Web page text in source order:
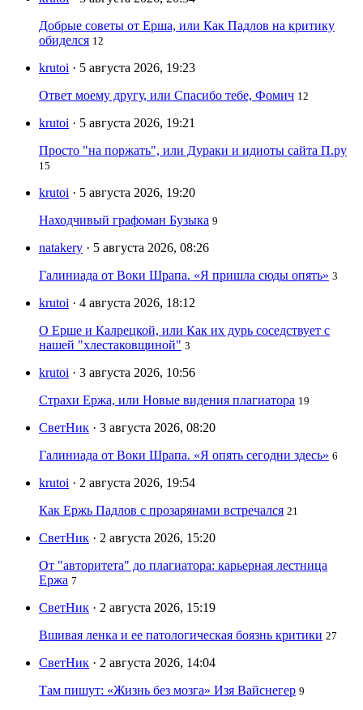
Добрые советы от Ерша, или Как Падлов на критику
обиделся 12
krutoi · 5 августа 2026, 19:23
Ответ моему другу, или Спасибо тебе, Фомич 12
krutoi · 5 августа 2026, 19:21
Просто "на поржать", или Дураки и идиоты сайта П.ру
15
krutoi · 5 августа 2026, 19:20
Находчивый графоман Бузыка 9
natakery · 5 августа 2026, 08:26
Галиниада от Воки Шрапа. «Я пришла сюды опять» 3
krutoi · 4 августа 2026, 18:12
О Ерше и Калрецкой, или Как их дурь соседствует с
нашей "хлестаковщиной" 3
krutoi · 3 августа 2026, 10:56
Страхи Ержа, или Новые видения плагиатора 19
СветНик · 3 августа 2026, 08:20
Галиниада от Воки Шрапа. «Я опять сегодни здесь» 6
krutoi · 2 августа 2026, 19:54
Как Ержь Падлов с прозарянами встречался 21
СветНик · 2 августа 2026, 15:20
От "авторитета" до плагиатора: карьерная лестница
Ержа 7
СветНик · 2 августа 2026, 15:19
Вшивая ленка и ее патологическая боязнь критики 27
СветНик · 2 августа 2026, 14:04
Там пишут: «Жизнь без мозга» Изя Вайснегер 9